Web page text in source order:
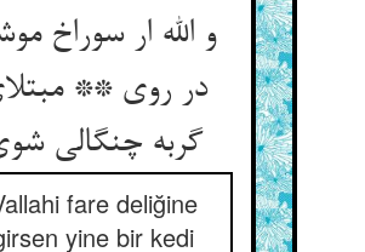
و الله ار سوراخ
در روی **
گربه چنگالی
fare deliğine
yine bir kedi